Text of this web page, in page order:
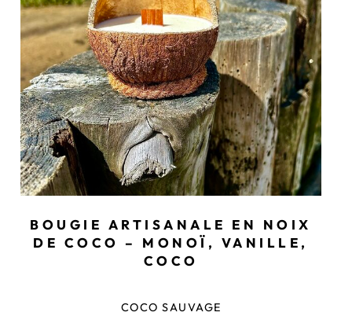
BOUGIE ARTISANALE EN NOIX
DE COCO – MONOÏ, VANILLE,
COCO
COCO SAUVAGE